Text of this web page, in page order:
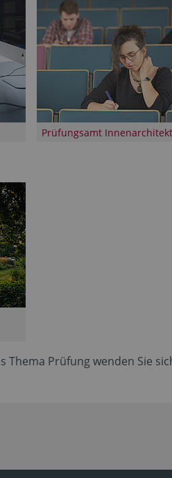
Prüfungsamt
Thema Prüfung wenden Sie